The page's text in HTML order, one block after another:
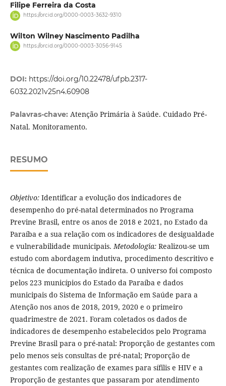
Filipe Ferreira da Costa
https://orcid.org/0000-0003-3632-9310
Wilton Wilney Nascimento Padilha
https://orcid.org/0000-0003-3056-9145
DOI: https://doi.org/10.22478/ufpb.2317-
6032.2021v25n4.60908
Palavras-chave: Atenção Primária à Saúde. Cuidado Pré-
Natal. Monitoramento.
RESUMO
Objetivo:Identificar a evolução dos indicadores de
desempenho do pré-natal determinados no Programa
Previne Brasil, entre os anos de 2018 e 2021, no Estado da
Paraíba e a sua relação com os indicadores de desigualdade
e vulnerabilidade municipais.Metodologia:Realizou-se um
estudo com abordagem indutiva, procedimento descritivo e
técnica de documentação indireta. O universo foi composto
pelos 223 municípios do Estado da Paraíba e dados
municipais do Sistema de Informação em Saúde para a
Atenção nos anos de 2018, 2019, 2020 e o primeiro
quadrimestre de 2021. Foram coletados os dados de
indicadores de desempenho estabelecidos pelo Programa
Previne Brasil para o pré-natal: Proporção de gestantes com
pelo menos seis consultas de pré-natal; Proporção de
gestantes com realização de exames para sífilis e HIV e a
Proporção de gestantes que passaram por atendimento